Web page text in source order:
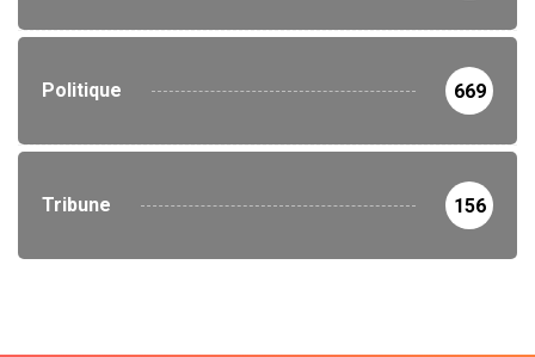
Politique 669
Tribune 156